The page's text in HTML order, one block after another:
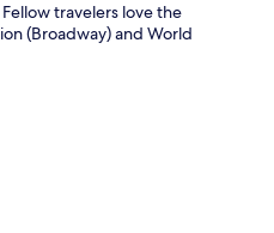
Uitzicht vanuit
travelers love the
(Broadway) and World